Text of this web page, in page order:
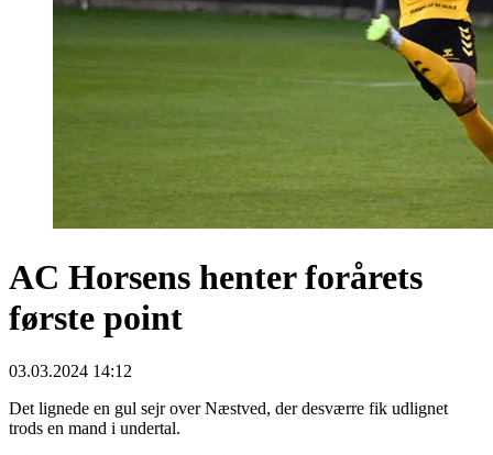
AC Horsens henter forårets
første point
03.03.2024 14:12
Det lignede en gul sejr over Næstved, der desværre fik udlignet
trods en mand i undertal.